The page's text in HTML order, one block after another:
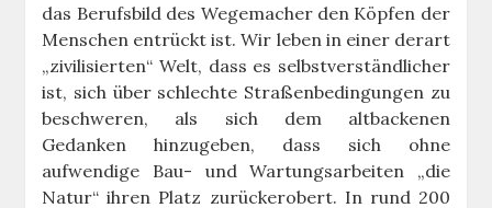
das Berufsbild des Wegemacher den Köpfen der
Menschen entrückt ist. Wir leben in einer derart
„zivilisierten“ Welt, dass es selbstverständlicher
ist, sich über schlechte Straßenbedingungen zu
beschweren, als sich dem altbackenen
Gedanken hinzugeben, dass sich ohne
aufwendige Bau- und Wartungsarbeiten „die
Natur“ ihren Platz zurückerobert. In rund 200